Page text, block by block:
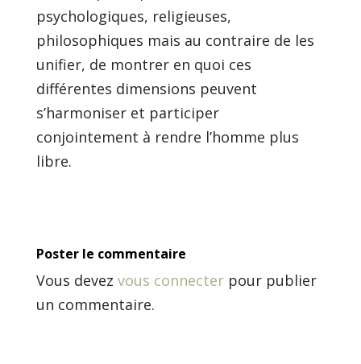
psychologiques, religieuses,
philosophiques mais au contraire de les
unifier, de montrer en quoi ces
différentes dimensions peuvent
s’harmoniser et participer
conjointement à rendre l’homme plus
libre.
Poster le commentaire
Vous devez vous connecterpour publier
un commentaire.